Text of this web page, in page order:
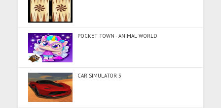
POCKET TOWN - ANIMAL WORLD
CAR SIMULATOR 3